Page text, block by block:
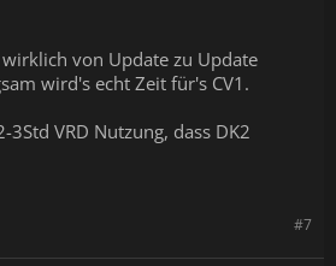
von Update zu Update
wird's echt Zeit für's CV1.
3Std VRD Nutzung, dass DK2
#7